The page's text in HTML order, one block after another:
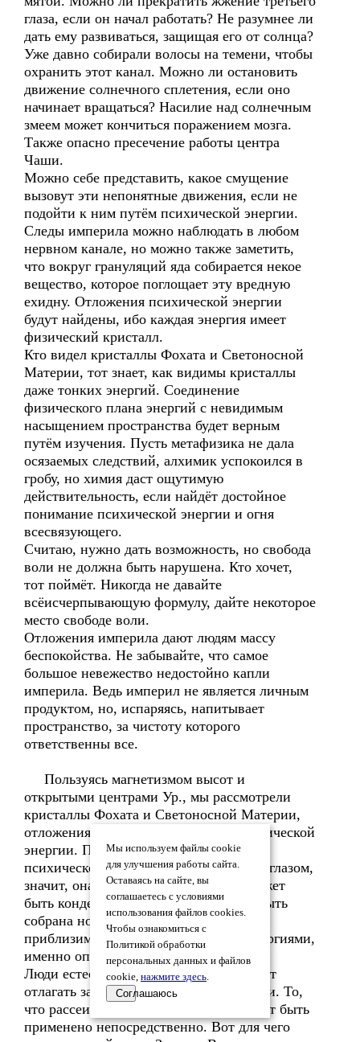
глаза, если он начал работать? Не разумнее ли
дать ему развиваться, защищая его от солнца?
Уже давно собирали волосы на темени, чтобы
охранить этот канал. Можно ли остановить
движение солнечного сплетения, если оно
начинает вращаться? Насилие над солнечным
змеем может кончиться поражением мозга.
Также опасно пресечение работы центра
Чаши.
Можно себе представить, какое смущение
вызовут эти непонятные движения, если не
подойти к ним путём психической энергии.
Следы империла можно наблюдать в любом
нервном канале, но можно также заметить,
что вокруг грануляций яда собирается некое
вещество, которое поглощает эту вредную
ехидну. Отложения психической энергии
будут найдены, ибо каждая энергия имеет
физический кристалл.
Кто видел кристаллы Фохата и Светоносной
Материи, тот знает, как видимы кристаллы
даже тонких энергий. Соединение
физического плана энергий с невидимым
насыщением пространства будет верным
путём изучения. Пусть метафизика не дала
осязаемых следствий, алхимик успокоился в
гробу, но химия даст ощутимую
действительность, если найдёт достойное
понимание психической энергии и огня
всесвязующего.
Считаю, нужно дать возможность, но свобода
воли не должна быть нарушена. Кто хочет,
тот поймёт. Никогда не давайте
всёисчерпывающую формулу, дайте некоторое
место свободе воли.
Отложения империла дают людям массу
беспокойства. Не забывайте, что самое
большое невежество недостойно капли
империла. Ведь империл не является личным
продуктом, но, испаряясь, напитывает
пространство, за чистоту которого
ответственны все.
Пользуясь магнетизмом высот и
открытыми центрами Ур., мы рассмотрели
кристаллы Фохата и Светоносной Материи,
отложения империла и эманации психической
энергии. Подумайте, если эманация
психической энергии видима простым глазом,
значит, она уловима. Всё уловимое может
быть конденсировано, значит, может быть
собрана новая живая сила. Так мы
приблизимся к овладению новыми энергиями,
именно опытным лабораторным путём.
Люди естественными эманациями могут
отлагать запас новой жизнеспособности. То,
что рассеивается в пространство, может быть
применено непосредственно. Вот для чего
Мы используем файлы cookie
для улучшения работы сайта.
Оставаясь на сайте, вы
соглашаетесь с условиями
использования файлов cookies.
Чтобы ознакомиться с
Политикой обработки
персональных данных и файлов
cookie, нажмите здесь.
Соглашаюсь